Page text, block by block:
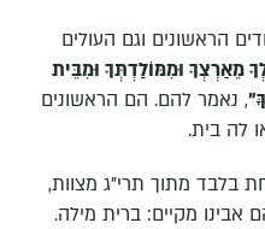
הראשונים וגם העולים
מֵאַרְצְךָ וּמִמּוֹלַדְתְּךָ וּמִבֵּית
, נאמר להם. הם הראשונים
לה בית.
בלבד מתוך תרי"ג מצוות,
מקיים: ברית מילה.